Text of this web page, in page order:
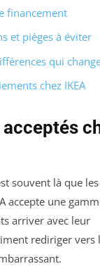
financement
et pièges à éviter
qui
chez IKEA
souvent là que les
accepte une
arriver avec leur
rediriger vers